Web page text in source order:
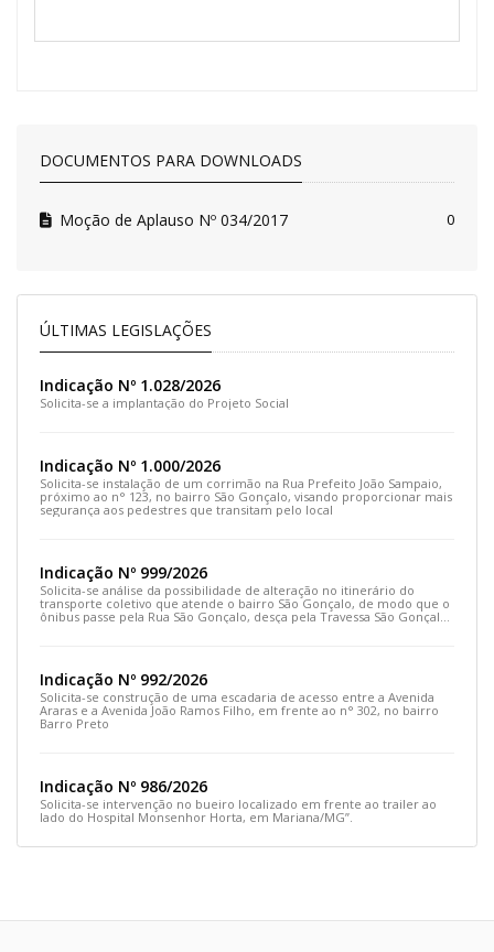
DOCUMENTOS PARA DOWNLOADS
Moção de Aplauso Nº 034/2017 0
ÚLTIMAS LEGISLAÇÕES
Indicação Nº 1.028/2026
Solicita-se a implantação do Projeto Social
Indicação Nº 1.000/2026
Solicita-se instalação de um corrimão na Rua Prefeito João Sampaio,
próximo ao n° 123, no bairro São Gonçalo, visando proporcionar mais
segurança aos pedestres que transitam pelo local
Indicação Nº 999/2026
Solicita-se análise da possibilidade de alteração no itinerário do
transporte coletivo que atende o bairro São Gonçalo, de modo que o
ônibus passe pela Rua São Gonçalo, desça pela Travessa São Gonçalo
Indicação Nº 992/2026
Solicita-se construção de uma escadaria de acesso entre a Avenida
Araras e a Avenida João Ramos Filho, em frente ao n° 302, no bairro
Barro Preto
Indicação Nº 986/2026
Solicita-se intervenção no bueiro localizado em frente ao trailer ao
lado do Hospital Monsenhor Horta, em Mariana/MG”.